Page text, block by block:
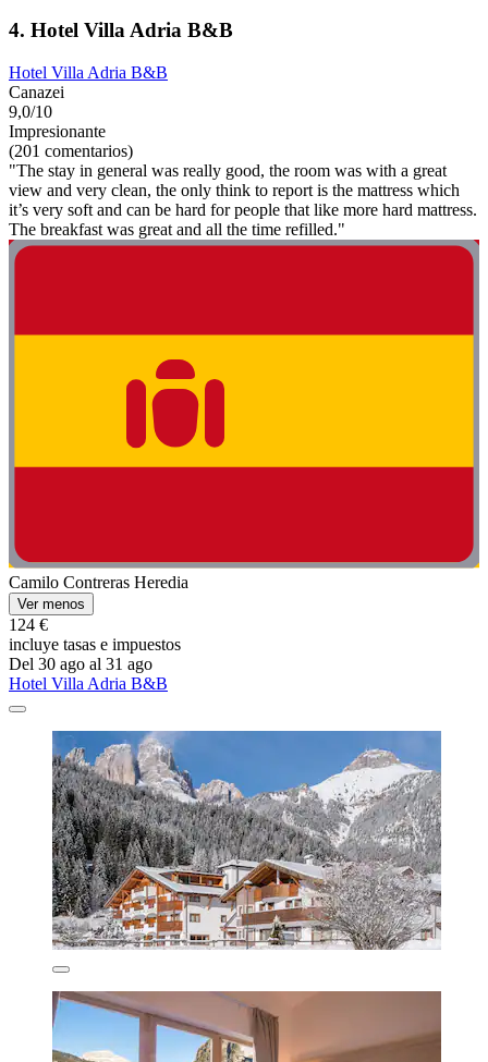
4. Hotel Villa Adria B&B
Hotel Villa Adria B&B
Canazei
9,0/10
Impresionante
(201 comentarios)
"The stay in general was really good, the room was with a great
view and very clean, the only think to report is the mattress which
it’s very soft and can be hard for people that like more hard mattress.
The breakfast was great and all the time refilled."
Camilo Contreras Heredia
Ver menos
124 €
incluye tasas e impuestos
Del 30 ago al 31 ago
Hotel Villa Adria B&B